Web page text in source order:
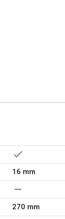
16 mm
270 mm